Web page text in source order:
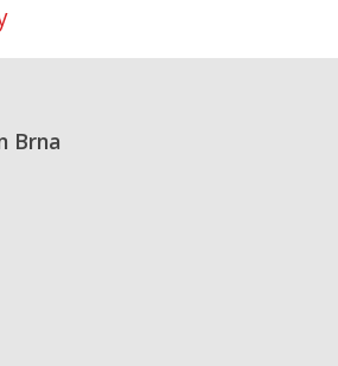
Brna